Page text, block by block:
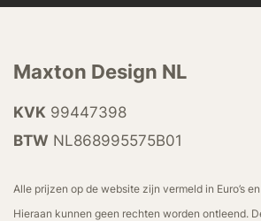
Maxton Design NL
KVK 99447398
BTW NL868995575B01
Alle prijzen op de website zijn vermeld in Euro’s
Hieraan kunnen geen rechten worden ontleend.